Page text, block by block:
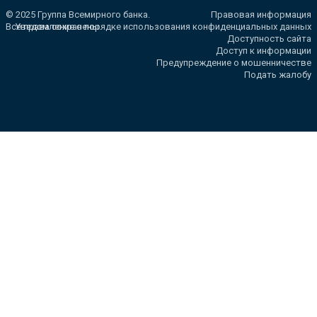
© 2025 Группа Всемирного банка.
Все права сохранены.
Правовая информация
Уведомление о порядке использования конфиденциальных данных
Доступность сайта
Доступ к информации
Предупреждение о мошенничестве
Подать жалобу